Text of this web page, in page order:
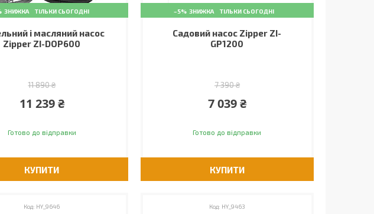
ТІЛЬКИ СЬОГОДНІ
і масляний насос
Zipper ZI-DOP600
11 890 ₴
11 239 ₴
Готово до відправки
КУПИТИ
–5% ТІЛЬКИ СЬОГОДНІ
Садовий насос Zipper ZI-
GP1200
7 390 ₴
7 039 ₴
Готово до відправки
КУПИТИ
HY_9646 HY_9463